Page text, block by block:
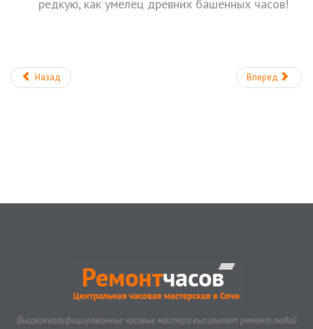
редкую, как умелец древних башенных часов!
Назад Вперед
Высококвалифицированные часовые мастера выполняют ремонт любой